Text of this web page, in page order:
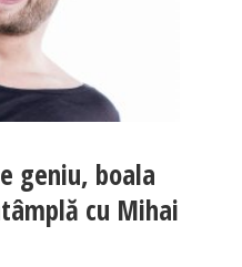
geniu, boala
cu Mihai